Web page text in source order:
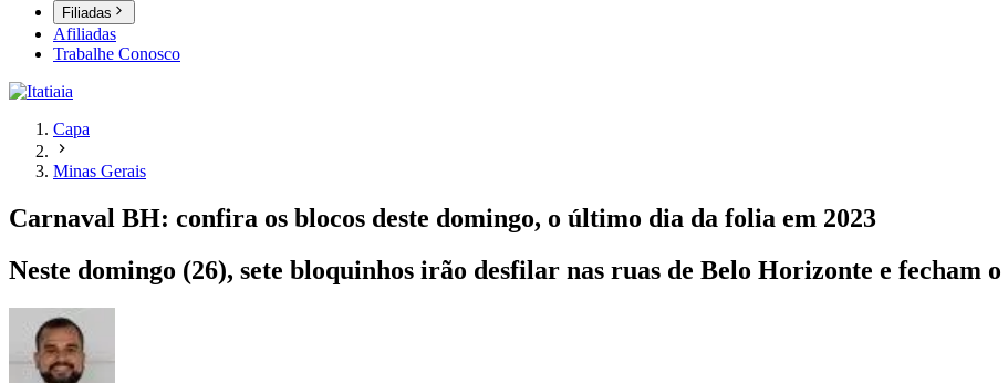
Filiadas
Afiliadas
Trabalhe Conosco
Capa
Minas Gerais
Carnaval BH: confira os blocos deste domingo, o último dia da folia em 2023
Neste domingo (26), sete bloquinhos irão desfilar nas ruas de Belo Horizonte e fecham